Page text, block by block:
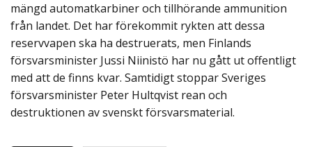
mängd automatkarbiner och tillhörande ammunition
från landet. Det har förekommit rykten att dessa
reservvapen ska ha destruerats, men Finlands
försvarsminister Jussi Niinistö har nu gått ut offentligt
med att de finns kvar. Samtidigt stoppar Sveriges
försvarsminister Peter Hultqvist rean och
destruktionen av svenskt försvarsmaterial.